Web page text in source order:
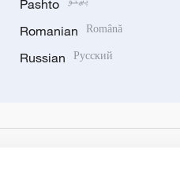
Pashto
Romanian Română
Russian Русский